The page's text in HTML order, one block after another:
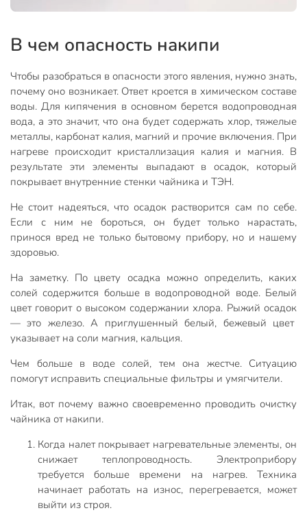
В чем опасность накипи
Чтобы разобраться в опасности этого явления, нужно знать,
почему оно возникает. Ответ кроется в химическом составе
воды. Для кипячения в основном берется водопроводная
вода, а это значит, что она будет содержать хлор, тяжелые
металлы, карбонат калия, магний и прочие включения. При
нагреве происходит кристаллизация калия и магния. В
результате эти элементы выпадают в осадок, который
покрывает внутренние стенки чайника и ТЭН.
Не стоит надеяться, что осадок растворится сам по себе.
Если с ним не бороться, он будет только нарастать,
принося вред не только бытовому прибору, но и нашему
здоровью.
На заметку. По цвету осадка можно определить, каких
солей содержится больше в водопроводной воде. Белый
цвет говорит о высоком содержании хлора. Рыжий осадок
— это железо. А приглушенный белый, бежевый цвет
указывает на соли магния, кальция.
Чем больше в воде солей, тем она жестче. Ситуацию
помогут исправить специальные фильтры и умягчители.
Итак, вот почему важно своевременно проводить очистку
чайника от накипи.
Когда налет покрывает нагревательные элементы, он
снижает теплопроводность. Электроприбору
требуется больше времени на нагрев. Техника
начинает работать на износ, перегревается, может
выйти из строя.